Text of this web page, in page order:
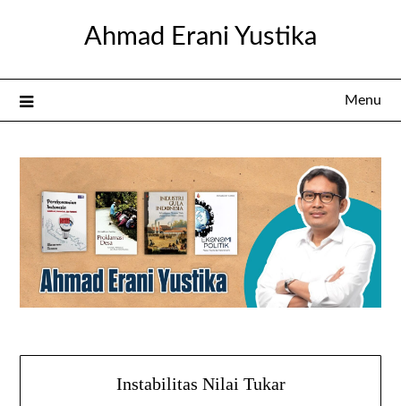
Ahmad Erani Yustika
Menu
Instabilitas Nilai Tukar